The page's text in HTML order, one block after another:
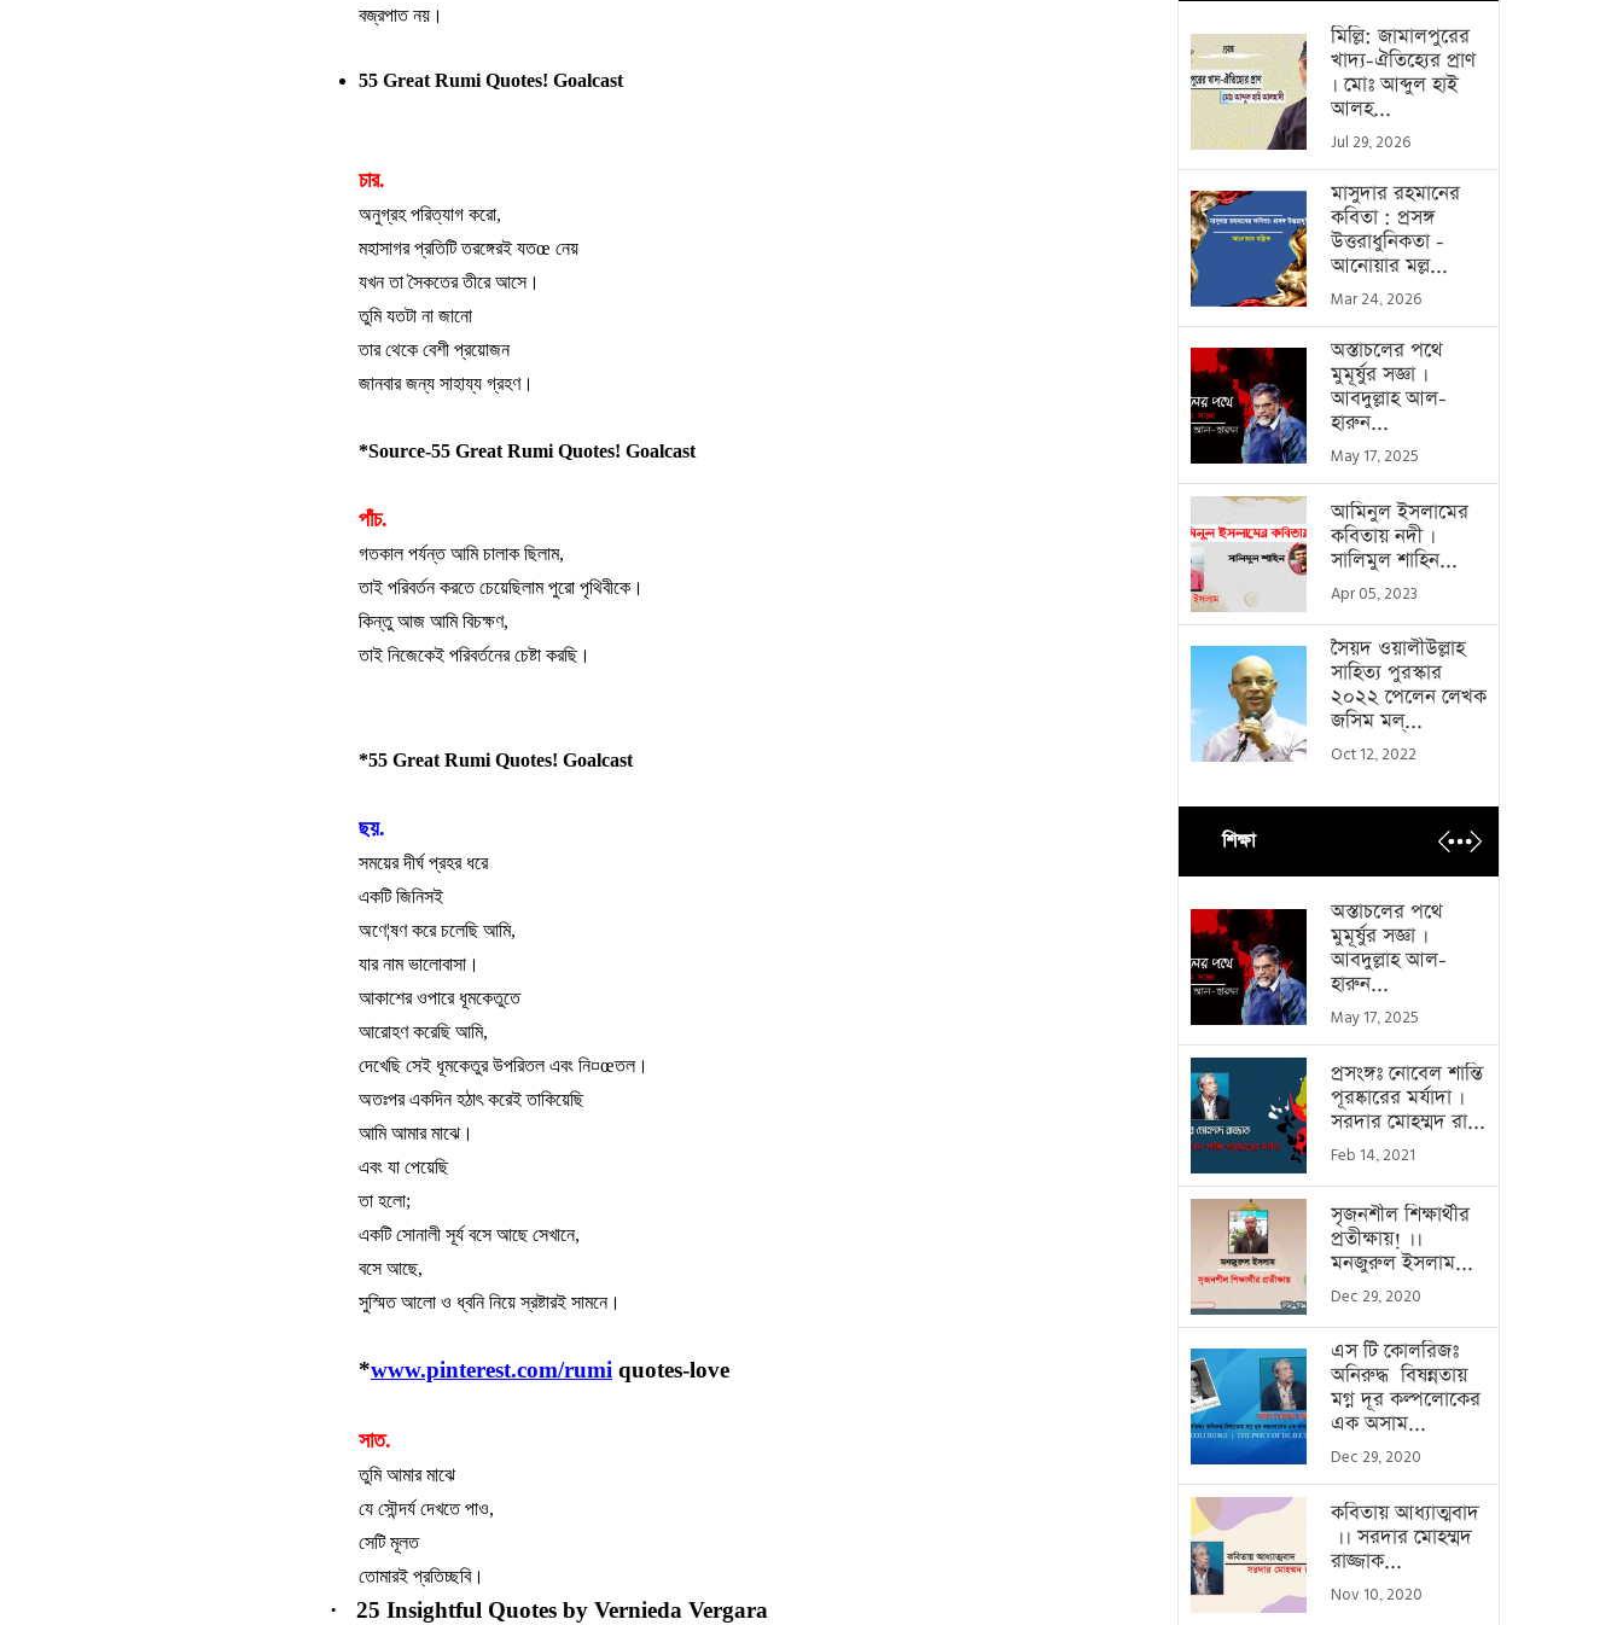
বজ্রপাত নয়।
55 Great Rumi Quotes! Goalcast
চার.
অনুগ্রহ পরিত্যাগ করো,
মহাসাগর প্রতিটি তরঙ্গেরই যতœ নেয়
যখন তা সৈকতের তীরে আসে।
তুমি যতটা না জানো
তার থেকে বেশী প্রয়োজন
জানবার জন্য সাহায্য গ্রহণ।
*Source-55 Great Rumi Quotes! Goalcast
পাঁচ.
গতকাল পর্যন্ত আমি চালাক ছিলাম,
তাই পরিবর্তন করতে চেয়েছিলাম পুরো পৃথিবীকে।
কিন্তু আজ আমি বিচক্ষণ,
তাই নিজেকেই পরিবর্তনের চেষ্টা করছি।
*55 Great Rumi Quotes! Goalcast
ছয়.
সময়ের দীর্ঘ প্রহর ধরে
একটি জিনিসই
অণে¦ষণ করে চলেছি আমি,
যার নাম ভালোবাসা।
আকাশের ওপারে ধূমকেতুতে
আরোহণ করেছি আমি,
দেখেছি সেই ধূমকেতুর উপরিতল এবং নি¤œতল।
অতঃপর একদিন হঠাৎ করেই তাকিয়েছি
আমি আমার মাঝে।
এবং যা পেয়েছি
তা হলো;
একটি সোনালী সূর্য বসে আছে সেখানে,
বসে আছে,
সুস্মিত আলো ও ধ্বনি নিয়ে স্রষ্টারই সামনে।
*www.pinterest.com/rumi quotes-love
সাত.
তুমি আমার মাঝে
যে সৌন্দর্য দেখতে পাও,
সেটি মূলত
তোমারই প্রতিচ্ছবি।
· 25 Insightful Quotes by Vernieda Vergara
মিল্লি: জামালপুরের
খাদ্য-ঐতিহ্যের প্রাণ
। মোঃ আব্দুল হাই
আলহ...
Jul 29, 2026
মাসুদার রহমানের
কবিতা : প্রসঙ্গ
উত্তরাধুনিকতা -
আনোয়ার মল্ল...
Mar 24, 2026
অস্তাচলের পথে
মুমূর্ষুর সজ্ঞা ।
আবদুল্লাহ আল-
হারুন...
May 17, 2025
আমিনুল ইসলামের
কবিতায় নদী ।
সালিমুল শাহিন...
Apr 05, 2023
সৈয়দ ওয়ালীউল্লাহ
সাহিত্য পুরস্কার
২০২২ পেলেন লেখক
জসিম মল্...
Oct 12, 2022
শিক্ষা
অস্তাচলের পথে
মুমূর্ষুর সজ্ঞা ।
আবদুল্লাহ আল-
হারুন...
May 17, 2025
প্রসংঙ্গঃ নোবেল শান্তি
পূরষ্কারের মর্যাদা ।
সরদার মোহম্মদ রা...
Feb 14, 2021
সৃজনশীল শিক্ষার্থীর
প্রতীক্ষায়! ।।
মনজুরুল ইসলাম...
Dec 29, 2020
এস টি কোলরিজঃ
অনিরুদ্ধ বিষন্নতায়
মগ্ন দূর কল্পলোকের
এক অসাম...
Dec 29, 2020
কবিতায় আধ্যাত্মবাদ
।। সরদার মোহম্মদ
রাজ্জাক...
Nov 10, 2020